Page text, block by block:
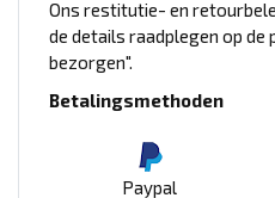
Ons restitutie- en
de details raadplegen op de
bezorgen".
Betalingsmethoden
Paypal